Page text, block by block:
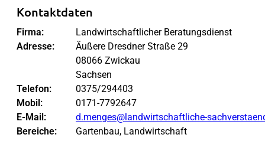
Kontaktdaten
Firma:
Landwirtschaftlicher Beratungsdienst
Adresse:
Äußere Dresdner Straße 29
08066 Zwickau
Sachsen
Telefon:
0375/294403
Mobil:
0171-7792647
E-Mail:
d.menges@landwirtschaftliche-
Bereiche:
Gartenbau, Landwirtschaft